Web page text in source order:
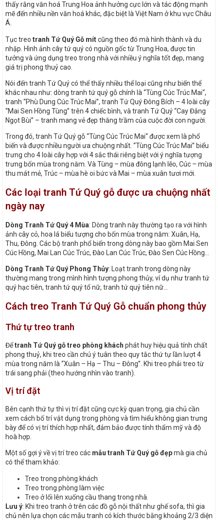
thấy rằng văn hoá Trung Hoa ảnh hưởng cực lớn và tác động mạnh
mẽ đến nhiều nền văn hoá khác, đặc biệt là Việt Nam ở khu vực Châu
Á.
Tục treo tranh Tứ Quý Gỗ mítcũng theo đó mà hình thành và du
nhập. Hình ảnh cây tứ quý có nguồn gốc từ Trung Hoa, được tin
tưởng và ứng dụng treo trong nhà với nhiều ý nghĩa tốt đẹp, mang
giá trị phong thuỷ cao.
Nói đến tranh Tứ Quý có thể thấy nhiều thể loại cũng như biến thể
khác nhau như: dòng tranh tứ quý gỗ chính là “Tùng Cúc Trúc Mai“,
tranh “Phù Dung Cúc Trúc Mai”, tranh Tứ Quý Đông Bích – 4 loài cây
“Mai Sen Hồng Tùng” trên 4 chiếc bình, và tranh Tứ Quý “Cay Đắng
Ngọt Bùi” – tranh mang vẻ đẹp thăng trầm của cuộc đời con người.
Trong đó, tranh Tứ Quý gỗ “Tùng Cúc Trúc Mai“ được xem là phổ
biến và được nhiều người ưa chuộng nhất. “Tùng Cúc Trúc Mai” biểu
trưng cho 4 loài cây hợp với 4 sắc thái riêng biệt với ý nghĩa tượng
trưng bốn mùa trong năm. Và Tùng – mùa đông lạnh lẽo, Cúc – mùa
thu mát mẻ, Trúc – mùa hè oi bức và Mai – mùa xuân tươi mới.
Các loại tranh Tứ Quý gỗ được ưa chuộng nhất
ngày nay
Dòng Tranh Tứ Quý 4 Mùa: Dòng tranh này thường tạo ra với hình
ảnh cây cỏ, hoa lá biểu tượng cho bốn mùa trong năm: Xuân, Hạ,
Thu, Đông. Các bộ tranh phổ biến trong dòng này bao gồm Mai Sen
Cúc Hồng, Mai Lan Cúc Trúc, Đào Lan Cúc Trúc, Đào Sen Cúc Hồng…
Dòng Tranh Tứ Quý Phong Thủy: Loạt tranh trong dòng này
thường mang trong mình hình tượng phong thủy, ví dụ như tranh tứ
quý hạc tiên, tranh tứ quý tổ nữ, tranh tứ quý tiên nữ…
Cách treo Tranh Tứ Quý Gỗ chuẩn phong thủy
Thứ tự treo tranh
Đểtranh Tứ Quý gỗ treo phòng khách phát huy hiệu quả tính chất
phong thuỷ, khi treo cần chú ý tuân theo quy tắc thứ tự lần lượt 4
mùa trong năm là “Xuân – Hạ – Thu – Đông”. Khi treo phải treo từ
trái sang phải (theo hướng nhìn vào tranh).
Vị trí đặt
Bên cạnh thứ tự thì vị trí đặt cũng cực kỳ quan trọng, gia chủ cần
xem cách bố trí vật dụng trong phòng và tìm hiểu không gian trưng
bày để có vị trí thích hợp nhất, đảm bảo được tính thẩm mỹ và độ
hoà hợp.
Một số gợi ý về vị trí treo các mẫu tranh Tứ Quý gỗ đẹpmà gia chủ
có thể tham khảo:
Treo trong phòng khách
Treo trong phòng làm việc
Treo ở lối lên xuống cầu thang trong nhà.
Lưu ý: Khi treo tranh ở trên các đồ gỗ nội thất như ghế sofa, thì gia
chủ nên lựa chọn các mẫu tranh có kích thước bằng khoảng 2/3 diện